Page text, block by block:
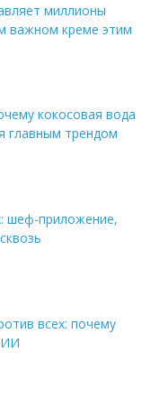
миллионы
важном креме этим
кокосовая вода
главным трендом
шеф-приложение,
всех: почему
ИИ